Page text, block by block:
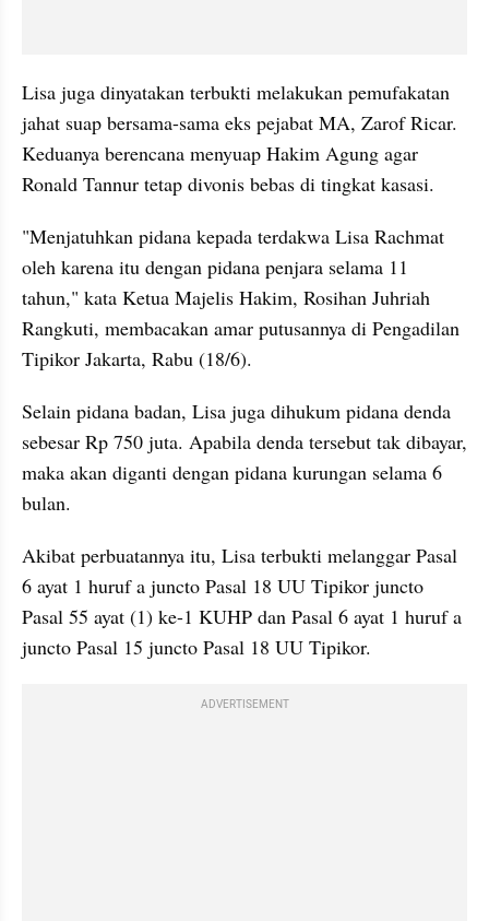
Lisa juga dinyatakan terbukti melakukan pemufakatan
jahat suap bersama-sama eks pejabat MA, Zarof Ricar.
Keduanya berencana menyuap Hakim Agung agar
Ronald Tannur tetap divonis bebas di tingkat kasasi.
"Menjatuhkan pidana kepada terdakwa Lisa Rachmat
oleh karena itu dengan pidana penjara selama 11
tahun," kata Ketua Majelis Hakim, Rosihan Juhriah
Rangkuti, membacakan amar putusannya di Pengadilan
Tipikor Jakarta, Rabu (18/6).
Selain pidana badan, Lisa juga dihukum pidana denda
sebesar Rp 750 juta. Apabila denda tersebut tak dibayar,
maka akan diganti dengan pidana kurungan selama 6
bulan.
Akibat perbuatannya itu, Lisa terbukti melanggar Pasal
6 ayat 1 huruf a juncto Pasal 18 UU Tipikor juncto
Pasal 55 ayat (1) ke-1 KUHP dan Pasal 6 ayat 1 huruf a
juncto Pasal 15 juncto Pasal 18 UU Tipikor.
ADVERTISEMENT